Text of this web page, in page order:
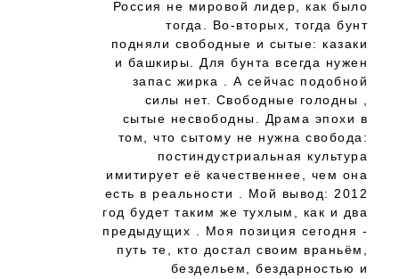
Россия не мировой лидер, как было
тогда. Во-вторых, тогда бунт
подняли свободные и сытые: казаки
и башкиры. Для бунта всегда нужен
запас жирка . А сейчас подобной
силы нет. Свободные голодны ,
сытые несвободны. Драма эпохи в
том, что сытому не нужна свобода:
постиндустриальная культура
имитирует её качественнее, чем она
есть в реальности . Мой вывод: 2012
год будет таким же тухлым, как и два
предыдущих . Моя позиция сегодня -
путь те, кто достал своим враньём,
бездельем, бездарностью и